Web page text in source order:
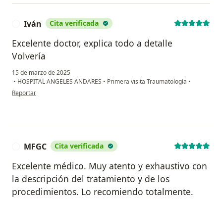
Iván Cita verificada
Excelente doctor, explica todo a detalle
Volvería
15 de marzo de 2025
• HOSPITAL ANGELES ANDARES • Primera visita Traumatología •
en opinión del usuario Iván
Reportar
MFGC Cita verificada
Excelente médico. Muy atento y exhaustivo con
la descripción del tratamiento y de los
procedimientos. Lo recomiendo totalmente.